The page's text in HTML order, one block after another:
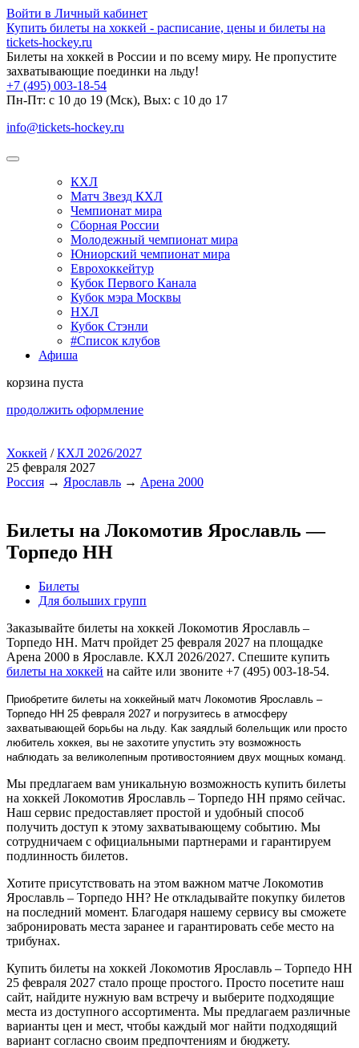
Войти в Личный кабинет
Купить билеты на хоккей - расписание, цены и билеты на
tickets-hockey.ru
Билеты на хоккей в России и по всему миру. Не пропустите
захватывающие поединки на льду!
+7 (495) 003-18-54
Пн-Пт: c 10 до 19 (Мск), Вых: с 10 до 17
info@tickets-hockey.ru
КХЛ
Матч Звезд КХЛ
Чемпионат мира
Сборная России
Молодежный чемпионат мира
Юниорский чемпионат мира
Еврохоккейтур
Кубок Первого Канала
Кубок мэра Москвы
НХЛ
Кубок Стэнли
#Список клубов
Афиша
корзина пуста
продолжить оформление
Хоккей /КХЛ 2026/2027
25 февраля 2027
Россия → Ярославль → Арена 2000
Билеты на Локомотив Ярославль —
Торпедо НН
Билеты
Для больших групп
Заказывайте билеты на хоккей Локомотив Ярославль –
Торпедо НН. Матч пройдет 25 февраля 2027 на площадке
Арена 2000 в Ярославле. КХЛ 2026/2027. Спешите купить
билеты на хоккей на сайте или звоните +7 (495) 003-18-54.
Приобретите билеты на хоккейный матч Локомотив Ярославль –
Торпедо НН 25 февраля 2027 и погрузитесь в атмосферу
захватывающей борьбы на льду. Как заядлый болельщик или просто
любитель хоккея, вы не захотите упустить эту возможность
наблюдать за великолепным противостоянием двух мощных команд.
Мы предлагаем вам уникальную возможность купить билеты
на хоккей Локомотив Ярославль – Торпедо НН прямо сейчас.
Наш сервис предоставляет простой и удобный способ
получить доступ к этому захватывающему событию. Мы
сотрудничаем с официальными партнерами и гарантируем
подлинность билетов.
Хотите присутствовать на этом важном матче Локомотив
Ярославль – Торпедо НН? Не откладывайте покупку билетов
на последний момент. Благодаря нашему сервису вы сможете
забронировать места заранее и гарантировать себе место на
трибунах.
Купить билеты на хоккей Локомотив Ярославль – Торпедо НН
25 февраля 2027 стало проще простого. Просто посетите наш
сайт, найдите нужную вам встречу и выберите подходящие
места из доступного ассортимента. Мы предлагаем различные
варианты цен и мест, чтобы каждый мог найти подходящий
вариант согласно своим предпочтениям и бюджету.